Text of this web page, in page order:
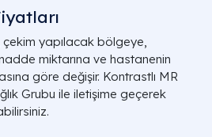
çekim yapılacak bölgeye,
miktarına ve hastanenin
göre değişir. Kontrastlı MR
Grubu ile iletişime geçerek